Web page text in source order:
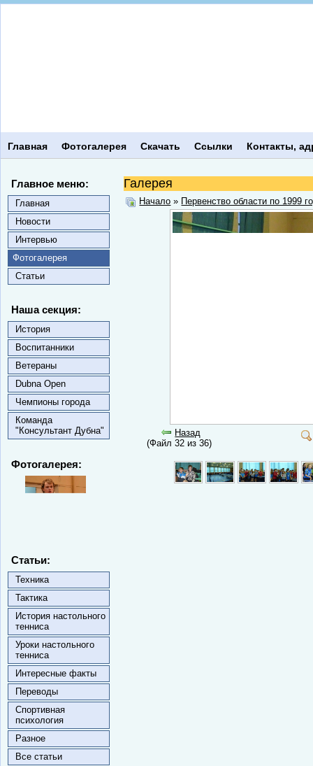
Главная Фотогалерея Скачать Ссылки Контакты,
Главное меню:
Главная
Новости
Интервью
Фотогалерея
Статьи
Наша секция:
История
Воспитанники
Ветераны
Dubna Open
Чемпионы города
Команда
"Консультант Дубна"
Фотогалерея:
Статьи:
Техника
Тактика
История настольного
тенниса
Уроки настольного
тенниса
Интересные факты
Переводы
Спортивная
психология
Разное
Все статьи
Галерея
Начало » Первенство области по 1999
Назад
(Файл 32 из 36)